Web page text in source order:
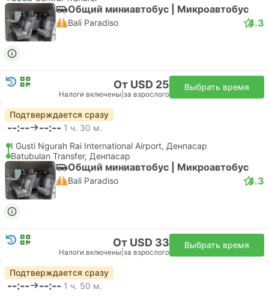
Общий миниавтобус | Микроавтобус
Bali Paradiso 4.3
От USD 25
Налоги включены за взрослого
Выбрать время
Подтверждается сразу
--:-- --:-- 1 ч. 30 м.
I Gusti Ngurah Rai International Airport, Денпасар
Batubulan Transfer, Денпасар
Общий миниавтобус | Микроавтобус
Bali Paradiso 4.3
От USD 33
Налоги включены за взрослого
Выбрать время
Подтверждается сразу
--:-- --:-- 1 ч. 50 м.